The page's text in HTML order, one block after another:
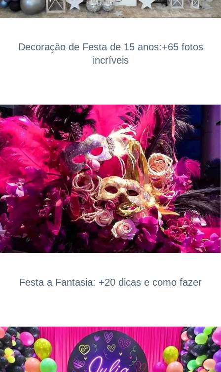
Decoração de Festa de 15 anos:+65 fotos
incríveis
Festa a Fantasia: +20 dicas e como fazer